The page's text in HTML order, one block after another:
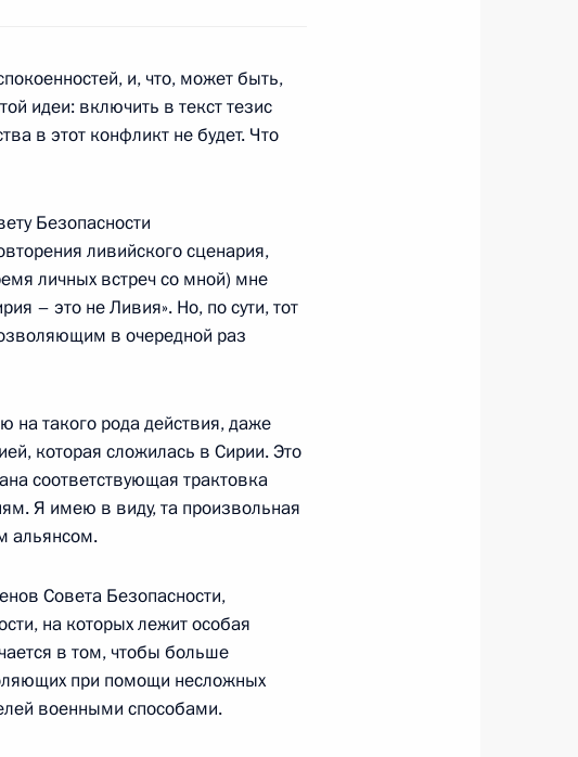
Сирии
в Дамаске,
о ратификации
Флота
и, что, может быть,
идеи: включить в текст тезис
в этот конфликт не будет. Что
Безопасности
ливийского сценария,
личных встреч со мной) мне
– это не Ливия». Но, по сути, тот
в очередной раз
на такого рода действия, даже
которая сложилась в Сирии. Это
соответствующая трактовка
Я имею в виду, та произвольная
альянсом.
Совета Безопасности,
на которых лежит особая
в том, чтобы больше
при помощи несложных
военными способами.